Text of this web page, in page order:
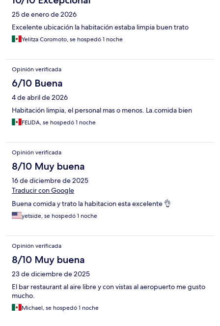
25 de enero de 2026
Excelente ubicación la habitación estaba limpia buen trato
Yelitza Coromoto, se hospedó 1 noche
Opinión verificada
6/10 Buena
4 de abril de 2026
Habitación limpia, el personal mas o menos. La.comida bien
FELIDA, se hospedó 1 noche
Opinión verificada
8/10 Muy buena
16 de diciembre de 2025
Traducir con Google
Buena comida y trato la habitacion esta excelente 👌
yetside, se hospedó 1 noche
Opinión verificada
8/10 Muy buena
23 de diciembre de 2025
El bar restaurant al aire libre y con vistas al aeropuerto me gusto
mucho.
Michael, se hospedó 1 noche